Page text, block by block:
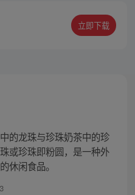
天天向上！ 穿越兽世，甜
日更新】
立即下载
的龙珠与珍珠奶茶中的珍
或珍珠即粉圆，是一种外
休闲食品。